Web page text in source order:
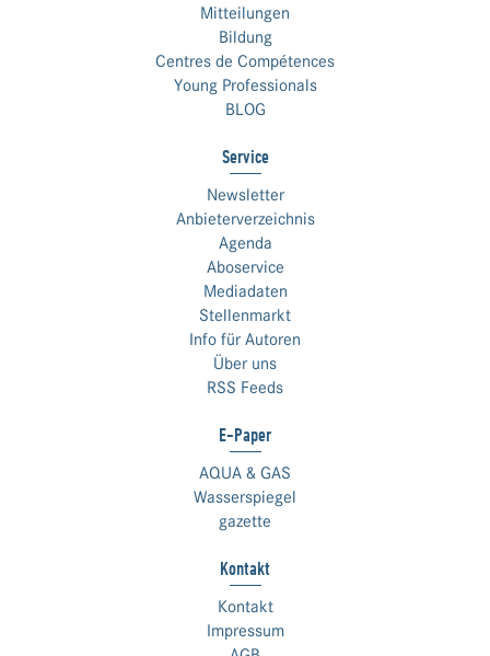
Mitteilungen
Bildung
Centres de Compétences
Young Professionals
BLOG
Service
Newsletter
Anbieterverzeichnis
Agenda
Aboservice
Mediadaten
Stellenmarkt
Info für Autoren
Über uns
RSS Feeds
E-Paper
AQUA & GAS
Wasserspiegel
gazette
Kontakt
Kontakt
Impressum